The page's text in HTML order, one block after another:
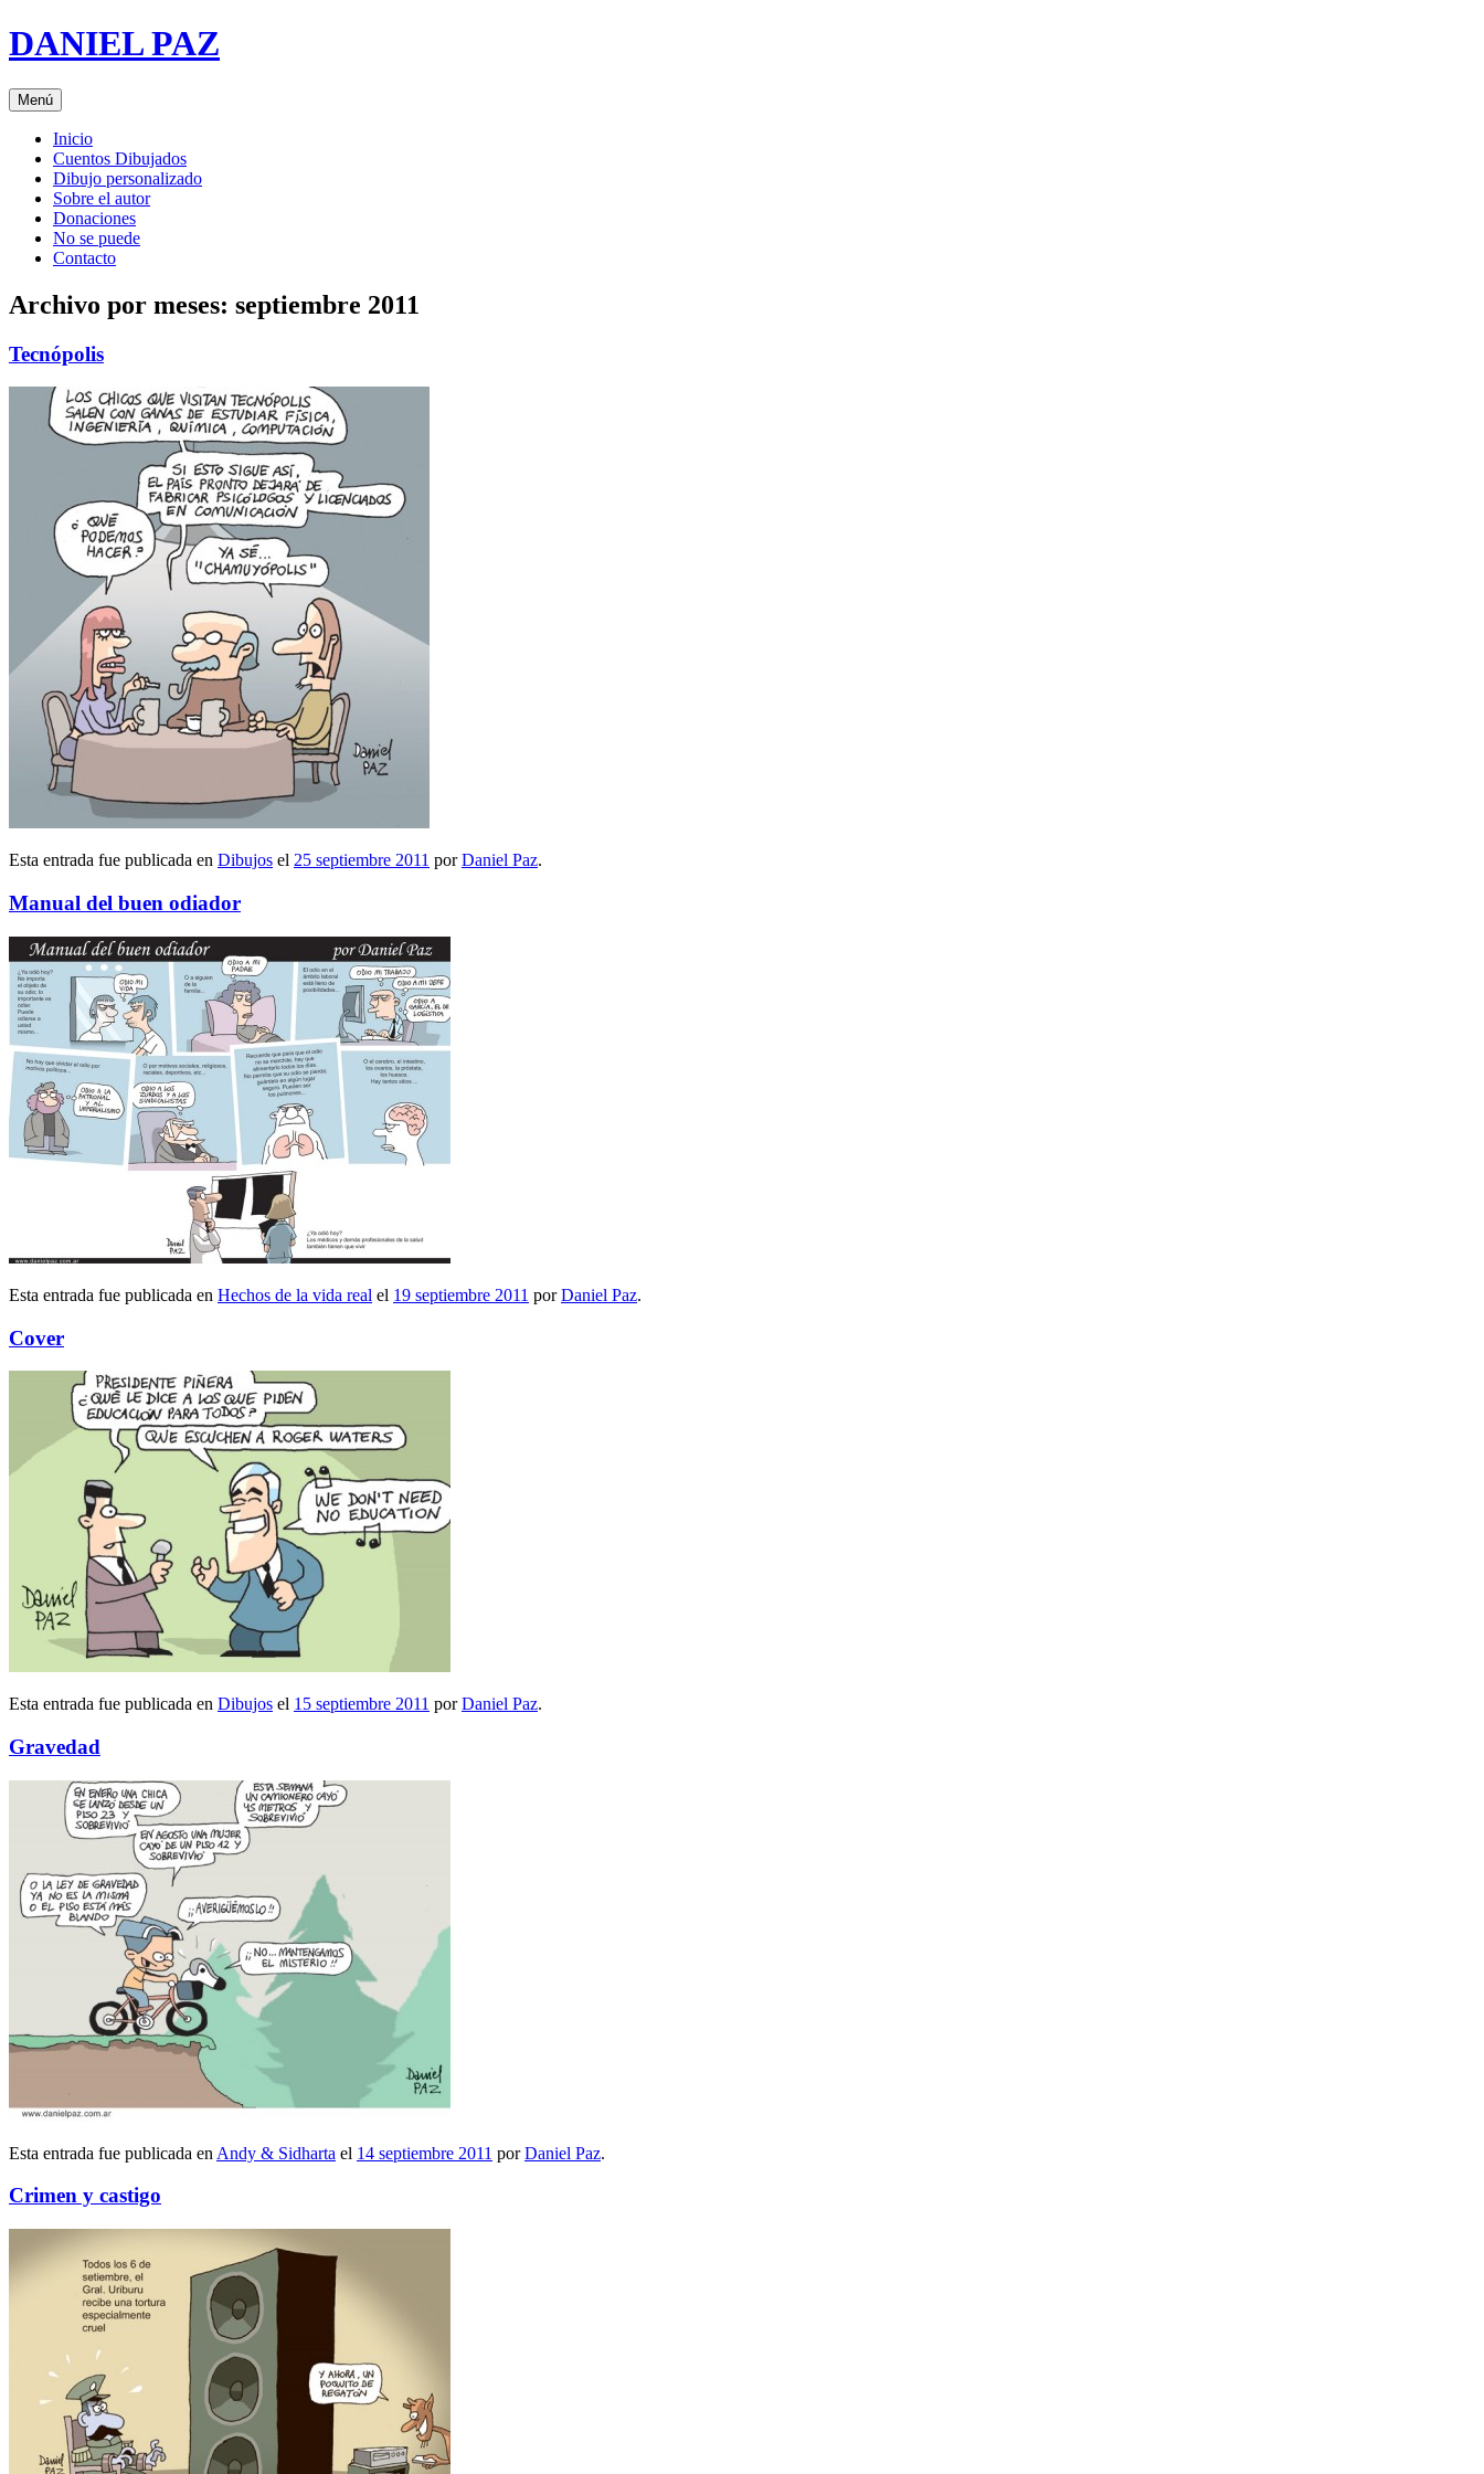
Saltar
al
DANIEL PAZ
Menú
Inicio
Cuentos Dibujados
Dibujo personalizado
Sobre el autor
Donaciones
No se puede
Contacto
Archivo por meses: septiembre 2011
Tecnópolis
Esta entrada fue publicada en Dibujos el 25 septiembre 2011 porDaniel Paz.
Manual del buen odiador
Esta entrada fue publicada en Hechos de la vida real el 19 septiembre 2011 porDaniel Paz.
Cover
Esta entrada fue publicada en Dibujos el 15 septiembre 2011 porDaniel Paz.
Gravedad
Esta entrada fue publicada en Andy & Sidharta el 14 septiembre 2011 porDaniel Paz.
Crimen y castigo